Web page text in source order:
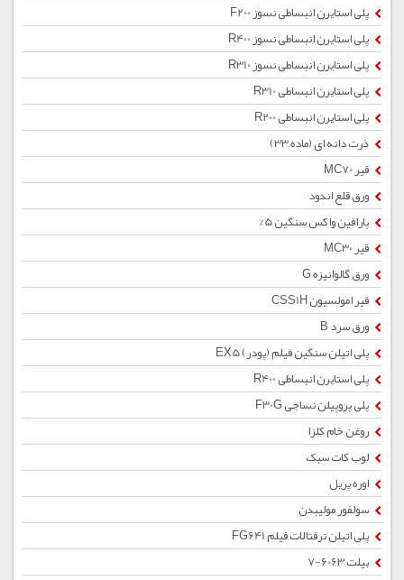
پلی استایرن انبساطی نسوز F200
پلی استایرن انبساطی نسوز R400
پلی استایرن انبساطی نسوز R310
پلی استایرن انبساطی R310
پلی استایرن انبساطی R200
ذرت دانه ای (ماده 33)
قیر MC70
ورق قلع اندود
پارافین واکس سنگین 5%
قیر MC30
ورق گالوانیزه G
قیر امولسیون CSS1H
ورق سرد B
پلی اتیلن سنگین فیلم (پودر) EX5
پلی استایرن انبساطی R400
پلی پروپیلن نساجی F30G
روغن خام کلزا
لوب کات سبک
اوره پریل
سولفور مولیبدن
پلی اتیلن ترفتالات فیلم FG641
بیلت 6063-7